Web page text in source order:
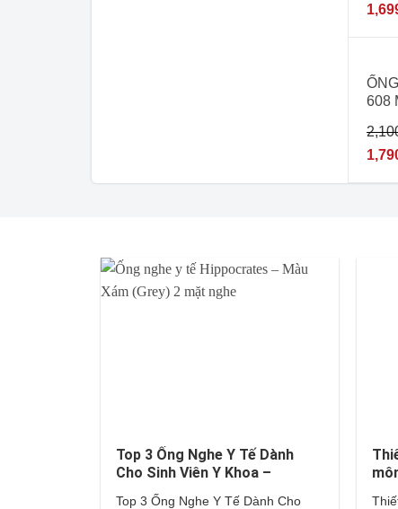
608
Top 3 Ống Nghe Y Tế Dành
Cho Sinh Viên Y Khoa –
Littmann, Hippocrates,…
Top 3 Ống Nghe Y Tế Dành Cho